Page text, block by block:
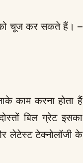
को चूज कर सकते हैं। –
काम करना होता हैं
बिल ग्रेट इसका
लेटेस्ट टेक्नोलॉजी के